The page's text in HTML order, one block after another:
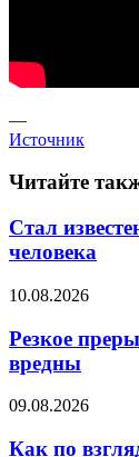
—
Источник
Читайте
Стал
человека
10.08.2026
Резкое
вредны
09.08.2026
Как по